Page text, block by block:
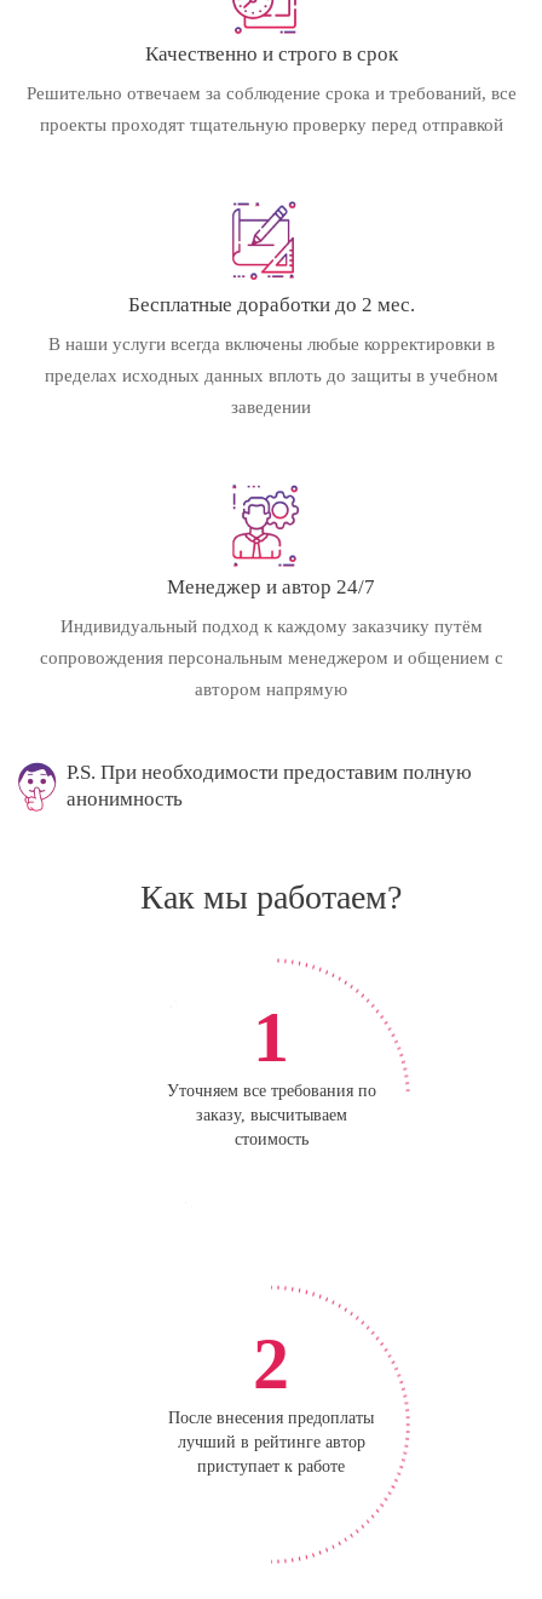
Качественно и строго в срок
Решительно отвечаем за соблюдение срока и требований, все
проекты проходят тщательную проверку перед отправкой
Бесплатные доработки до 2 мес.
В наши услуги всегда включены любые корректировки в
пределах исходных данных вплоть до защиты в учебном
заведении
Менеджер и автор 24/7
Индивидуальный подход к каждому заказчику путём
сопровождения персональным менеджером и общением с
автором напрямую
P.S. При необходимости предоставим полную
анонимность
Как мы работаем?
1
Уточняем все требования по
заказу, высчитываем
стоимость
2
После внесения предоплаты
лучший в рейтинге автор
приступает к работе